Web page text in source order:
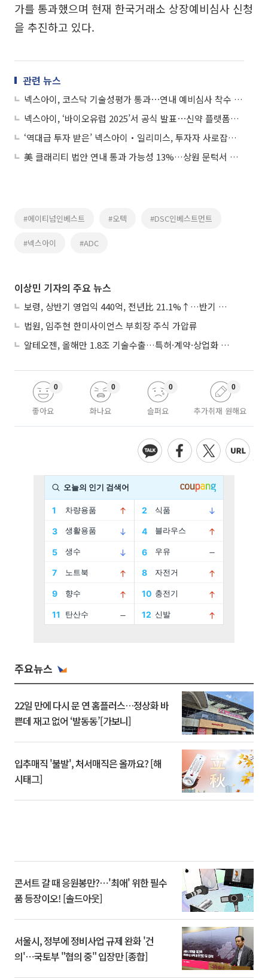
가를 통과했으며 현재 한국거래소 상장예비심사 신청
을 추진하고 있다.
관련 뉴스
넥스아이, 코스닥 기술성평가 통과⋯연내 예비심사 착수 예정
넥스아이, ‘바이오유럽 2025’서 공식 발표⋯신약 플랫폼‧파이프라인 소개
‘역대급 투자 받은’ 넥스아이‧일리미스, 투자자 사로잡은 비결은?
美 클래리티 법안 연내 통과 가능성 13%…상원 문턱서 제동
#에이티넘인베스트 #오텍 #DSC인베스트먼트
#넥스아이 #ADC
이상민 기자의 주요 뉴스
보령, 상반기 영업익 440억, 전년比 21.1%↑…반기 역대 최대
법원, 임주현 한미사이언스 부회장 주식 가압류
알테오젠, 올해만 1.8조 기술수출…특허·계약·상업화 ‘삼박자’
좋아요
0
화나요
0
슬퍼요
0
추가취재 원해요
0
주요뉴스
22일 만에 다시 문 연 홈플러스…정상화 바
쁜데 재고 없어 ‘발동동’[가보니]
입추매직 '불발', 처서매직은 올까요? [해
시태그]
콘서트 갈 때 응원봉만?⋯'최애' 위한 필수
품 등장이오! [솔드아웃]
서울시, 정부에 정비사업 규제 완화 '건
의'⋯국토부 "협의 중" 입장만 [종합]